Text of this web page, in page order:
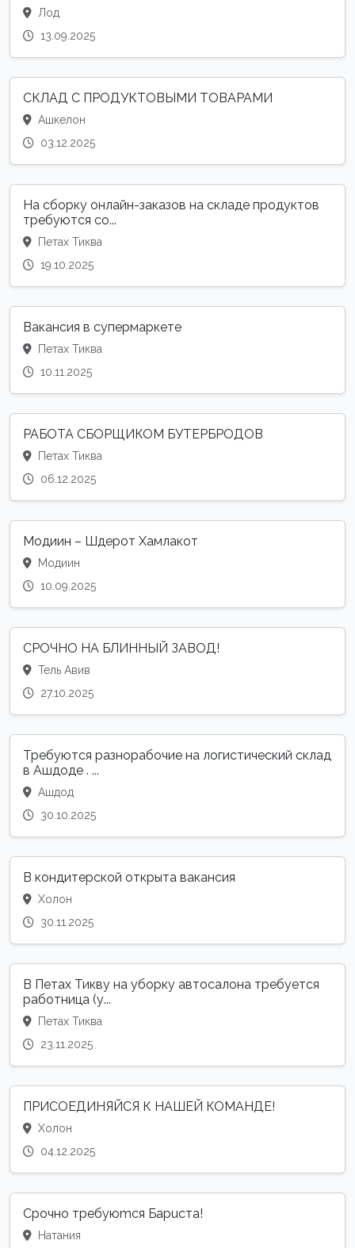
Лод
13.09.2025
СКЛАД С ПРОДУКТОВЫМИ ТОВАРАМИ
Ашкелон
03.12.2025
На сборку онлайн-заказов на складе продуктов
требуются со...
Петах Тиква
19.10.2025
Вакансия в супермаркете
Петах Тиква
10.11.2025
РАБОТА СБОРЩИКОМ БУТЕРБРОДОВ
Петах Тиква
06.12.2025
Модиин – Шдерот Хамлакот
Модиин
10.09.2025
СРОЧНО НА БЛИННЫЙ ЗАВОД!
Тель Авив
27.10.2025
Требуются разнорабочие на логистический склад
в Ашдоде . ...
Ашдод
30.10.2025
В кондитерской открыта вакансия
Холон
30.11.2025
В Петах Тикву на уборку автосалона требуется
работница (у...
Петах Тиква
23.11.2025
ПРИСОЕДИНЯЙСЯ К НАШЕЙ КОМАНДЕ!
Холон
04.12.2025
Срочно требуюmся Бapuста!
Натания